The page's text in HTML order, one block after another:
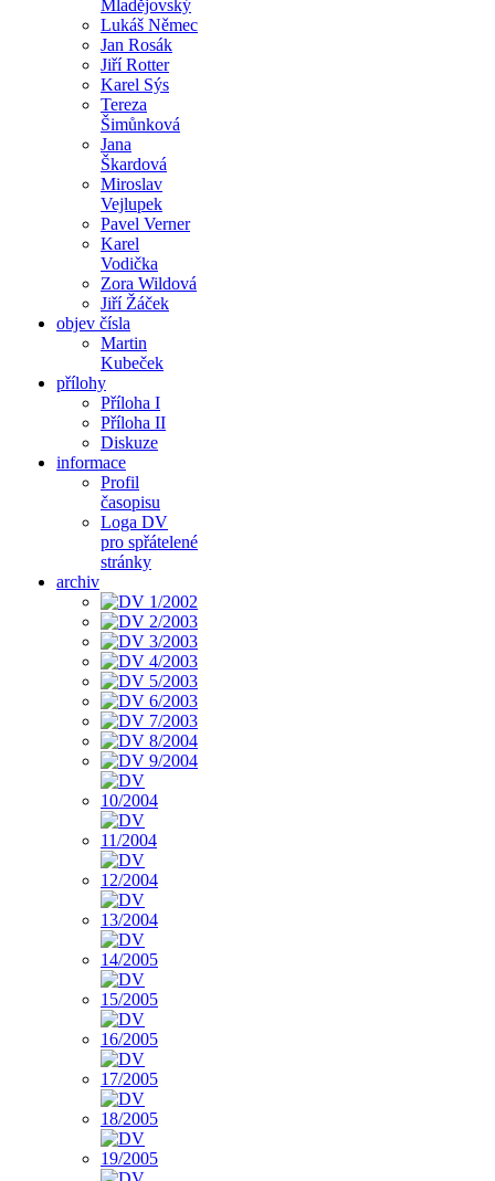
Mladějovský
Lukáš Němec
Jan Rosák
Jiří Rotter
Karel Sýs
Tereza
Šimůnková
Jana
Škardová
Miroslav
Vejlupek
Pavel Verner
Karel
Vodička
Zora Wildová
Jiří Žáček
objev čísla
Martin
Kubeček
přílohy
Příloha I
Příloha II
Diskuze
informace
Profil
časopisu
Loga DV
pro spřátelené
stránky
archiv